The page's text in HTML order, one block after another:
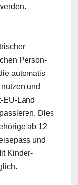
Per­son­
automa­tis­
und
EU-Land
Dies
ab 12
und
Kinder­